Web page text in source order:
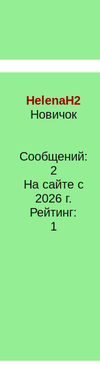
HelenaH2
Новичок
Сообщений:
2
На сайте с
2026 г.
Рейтинг:
1